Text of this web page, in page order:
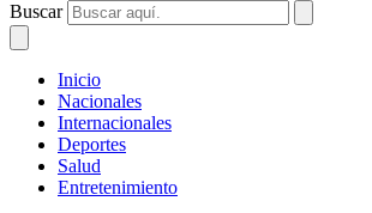
Buscar
Inicio
Nacionales
Internacionales
Deportes
Salud
Entretenimiento